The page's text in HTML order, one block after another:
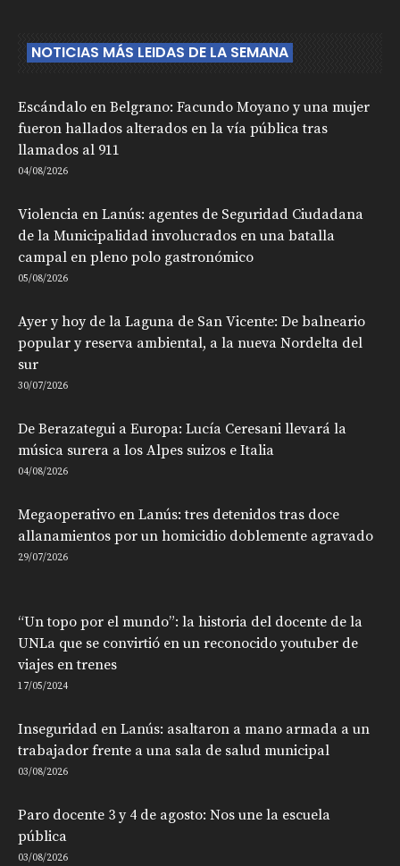
NOTICIAS MÁS LEIDAS DE LA SEMANA
Escándalo en Belgrano: Facundo Moyano y una mujer
fueron hallados alterados en la vía pública tras
llamados al 911
04/08/2026
Violencia en Lanús: agentes de Seguridad Ciudadana
de la Municipalidad involucrados en una batalla
campal en pleno polo gastronómico
05/08/2026
Ayer y hoy de la Laguna de San Vicente: De balneario
popular y reserva ambiental, a la nueva Nordelta del
sur
30/07/2026
De Berazategui a Europa: Lucía Ceresani llevará la
música surera a los Alpes suizos e Italia
04/08/2026
Megaoperativo en Lanús: tres detenidos tras doce
allanamientos por un homicidio doblemente agravado
29/07/2026
“Un topo por el mundo”: la historia del docente de la
UNLa que se convirtió en un reconocido youtuber de
viajes en trenes
17/05/2024
Inseguridad en Lanús: asaltaron a mano armada a un
trabajador frente a una sala de salud municipal
03/08/2026
Paro docente 3 y 4 de agosto: Nos une la escuela
pública
03/08/2026